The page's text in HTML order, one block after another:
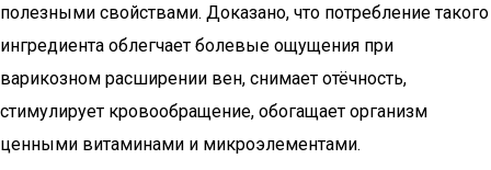
полезными свойствами. Доказано, что потребление такого
ингредиента облегчает болевые ощущения при
варикозном расширении вен, снимает отёчность,
стимулирует кровообращение, обогащает организм
ценными витаминами и микроэлементами.